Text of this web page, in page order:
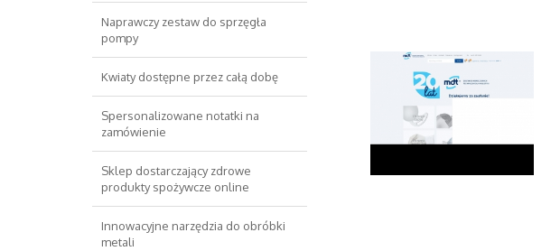
Naprawczy zestaw do sprzęgła
pompy
Kwiaty dostępne przez całą dobę
Spersonalizowane notatki na
zamówienie
Sklep dostarczający zdrowe
produkty spożywcze online
Innowacyjne narzędzia do obróbki
metali